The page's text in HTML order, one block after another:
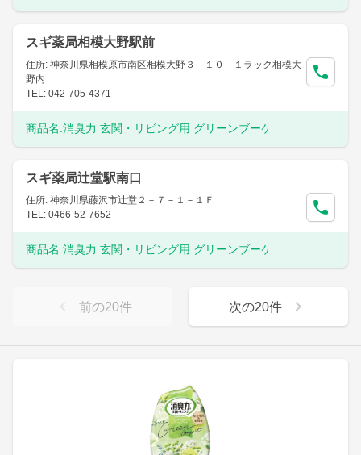
スギ薬局相模大野駅前
住所: 神奈川県相模原市南区相模大野３－１０－１ラック相模大
野内
TEL: 042-705-4371
商品名:消臭力 玄関・リビング用 グリーンブーケ
スギ薬局辻堂駅南口
住所: 神奈川県藤沢市辻堂２－７－１－１Ｆ
TEL: 0466-52-7652
商品名:消臭力 玄関・リビング用 グリーンブーケ
前の20件 次の20件